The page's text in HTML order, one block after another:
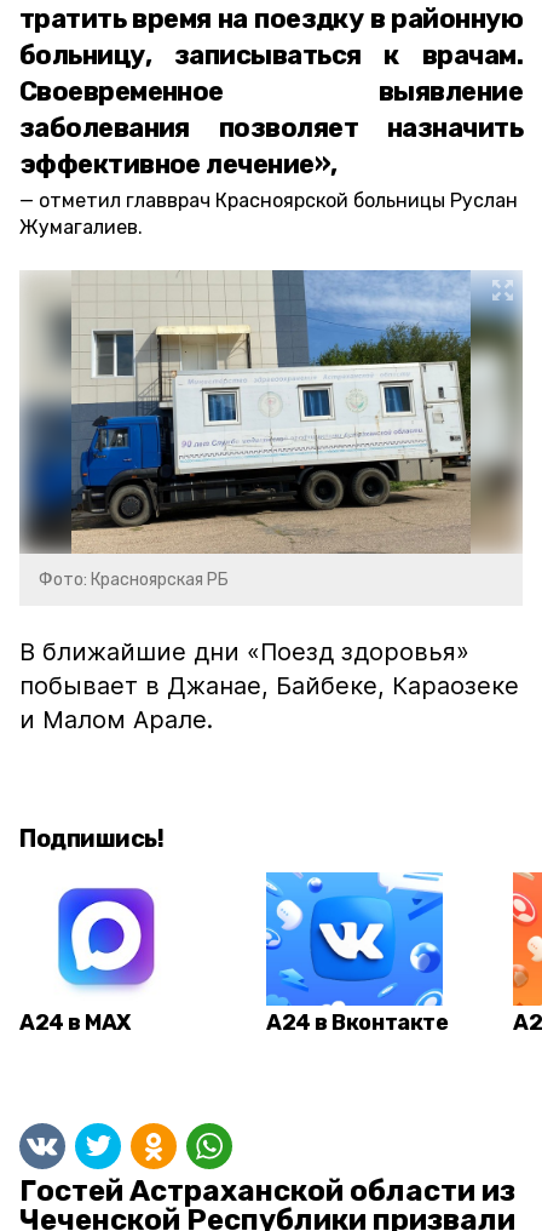
тратить время на поездку в районную
больницу, записываться к врачам.
Своевременное выявление
заболевания позволяет назначить
эффективное лечение»,
отметил главврач Красноярской больницы Руслан
Жумагалиев.
Фото: Красноярская РБ
В ближайшие дни «Поезд здоровья»
побывает в Джанае, Байбеке, Караозеке
и Малом Арале.
Подпишись!
А24 в MAX А24 в Вконтакте
Гостей Астраханской области из
Чеченской Республики призвали